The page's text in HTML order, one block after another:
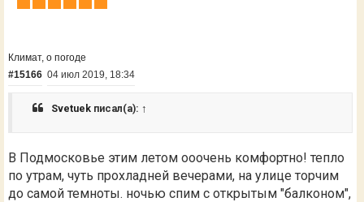
Климат, о погоде
#15166 04 июл 2019, 18:34
Svetuek писал(а): ↑
В Подмосковье этим летом ооочень комфортно! тепло
по утрам, чуть прохладней вечерами, на улице торчим
до самой темноты. ночью спим с открытым "балконом",